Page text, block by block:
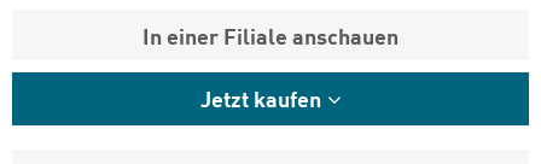
In einer Filiale anschauen
Jetzt kaufen